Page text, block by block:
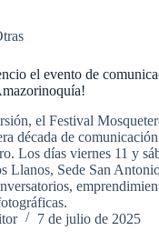
el evento de
el Festival
década de
Los días viernes 11 y
Llanos, Sede San
7 de julio de 2025